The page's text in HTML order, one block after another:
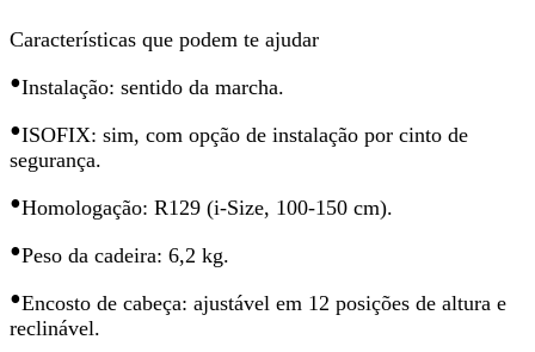
Características que podem te ajudar
•Instalação: sentido da marcha.
•ISOFIX: sim, com opção de instalação por cinto de
segurança.
•Homologação: R129 (i-Size, 100-150 cm).
•Peso da cadeira: 6,2 kg.
•Encosto de cabeça: ajustável em 12 posições de altura e
reclinável.